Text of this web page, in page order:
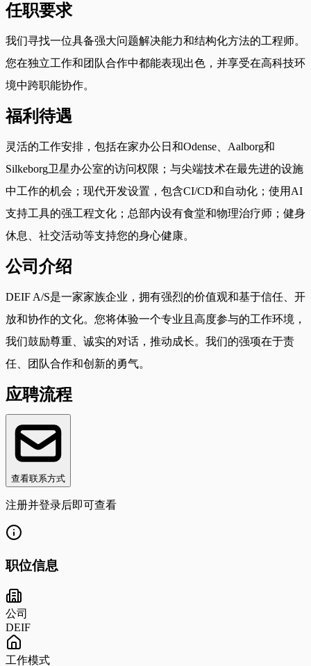
任职要求
我们寻找一位具备强大问题解决能力和结构化方法的工程师。
您在独立工作和团队合作中都能表现出色，并享受在高科技环
境中跨职能协作。
福利待遇
灵活的工作安排，包括在家办公日和Odense、Aalborg和
Silkeborg卫星办公室的访问权限；与尖端技术在最先进的设施
中工作的机会；现代开发设置，包含CI/CD和自动化；使用AI
支持工具的强工程文化；总部内设有食堂和物理治疗师；健身
休息、社交活动等支持您的身心健康。
公司介绍
DEIF A/S是一家家族企业，拥有强烈的价值观和基于信任、开
放和协作的文化。您将体验一个专业且高度参与的工作环境，
我们鼓励尊重、诚实的对话，推动成长。我们的强项在于责
任、团队合作和创新的勇气。
应聘流程
查看联系方式
注册并登录后即可查看
职位信息
公司
DEIF
工作模式